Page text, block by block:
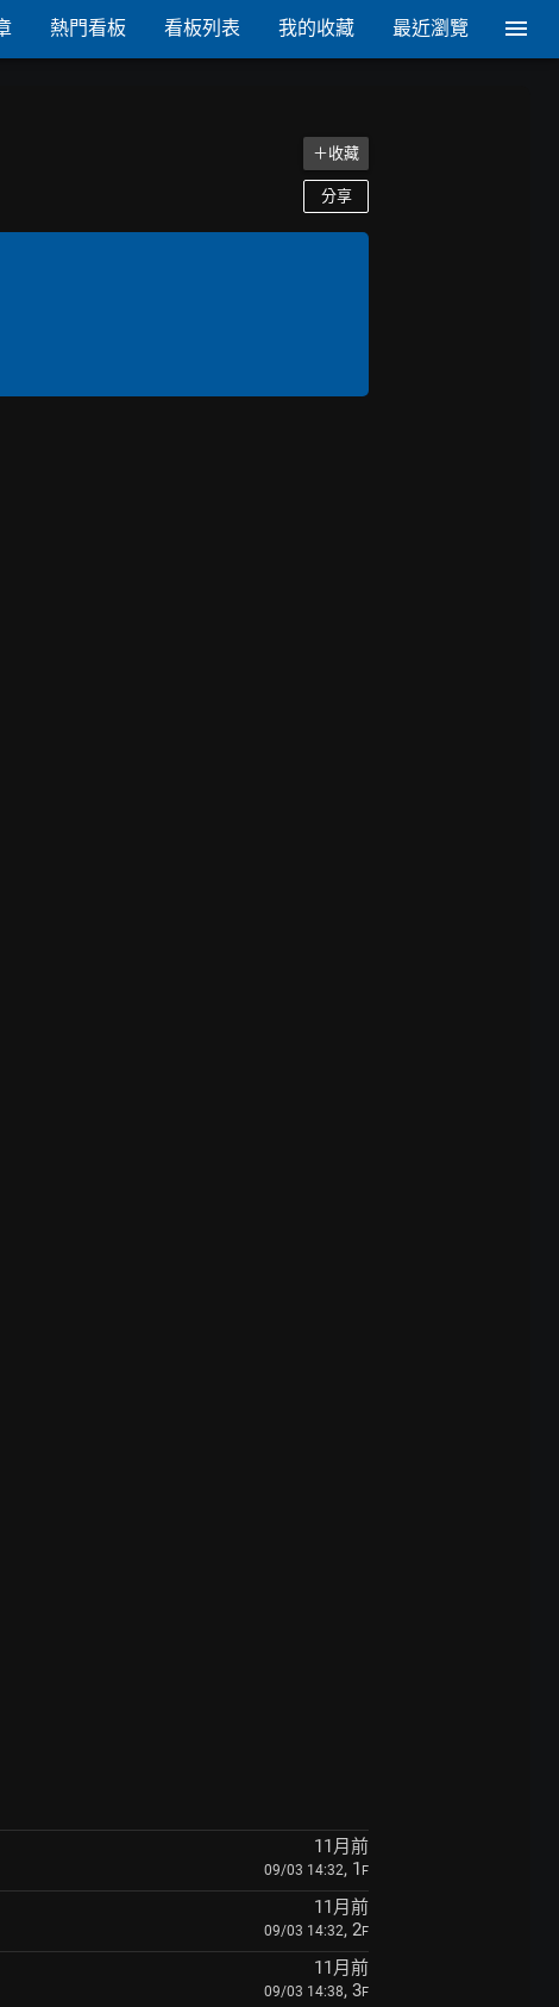
熱門看板 看板列表 我的收藏 最近瀏覽
＋收藏
分享
11月前
09/03 14:32, 1 F
11月前
09/03 14:32, 2F
11月前
09/03 14:38, 3F